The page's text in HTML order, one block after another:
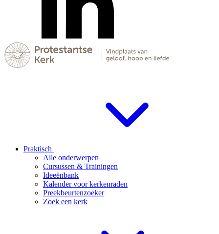
Praktisch
Alle onderwerpen
Cursussen & Trainingen
Ideeënbank
Kalender voor kerkenraden
Preekbeurtenzoeker
Zoek een kerk